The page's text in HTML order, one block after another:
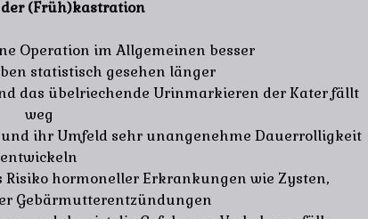
der (Früh)kastration
Operation im Allgemeinen besser
statistisch gesehen länger
das übelriechende Urinmarkieren der Kater fällt
weg
ihr Umfeld sehr unangenehme Dauerrolligkeit
entwickeln
hormoneller Erkrankungen wie Zysten,
Gebärmutterentzündungen